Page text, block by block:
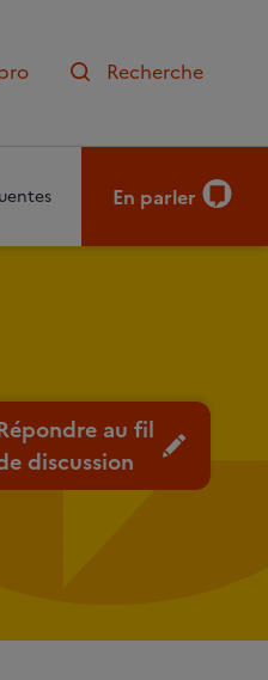
Recherche
En parler
au fil
discussion